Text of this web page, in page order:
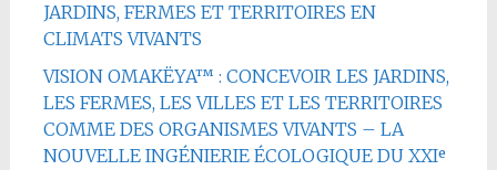
JARDINS, FERMES ET TERRITOIRES EN
CLIMATS VIVANTS
VISION OMAKËYA™ : CONCEVOIR LES JARDINS,
LES FERMES, LES VILLES ET LES TERRITOIRES
COMME DES ORGANISMES VIVANTS – LA
NOUVELLE INGÉNIERIE ÉCOLOGIQUE DU XXIᵉ